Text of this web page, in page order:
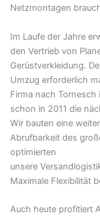
Netzmontagen
Im Laufe der Jahre
den Vertrieb von
Gerüstverkleidung.
Umzug erforderlich
Firma nach Tornesch
schon in 2011 die
Wir bauten eine
Abrufbarkeit des
optimierten
unsere
Maximale Flexibilität
Auch heute profitiert